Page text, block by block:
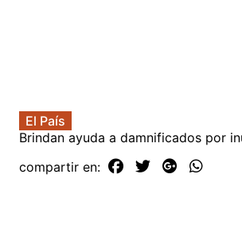
El País
Brindan ayuda a damnificados por
compartir en: